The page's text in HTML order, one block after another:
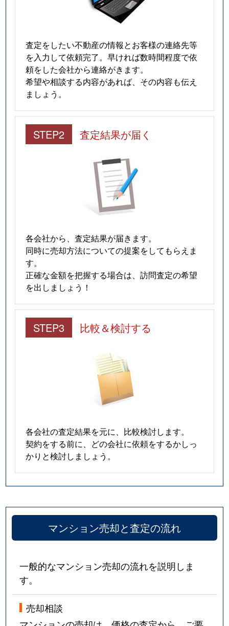
査定をしたい不動産の情報とお客様の連絡先等
を入力して依頼完了。早ければ数時間程度で依
頼をした会社から連絡がきます。
希望や相談する内容があれば、その内容も伝え
ましょう。
STEP2 査定結果が届く
各会社から、査定結果が届きます。
同時に売却方法についての提案をしてもらえま
す。
正確な金額を把握する場合は、訪問査定の希望
を出しましょう！
STEP3 比較＆検討する
各会社の査定結果を元に、比較検討します。
契約をする前に、どの会社に依頼をするかしっ
かりと検討しましょう。
マンション売却と査定の流れ
一般的なマンション売却の流れを説明しま
す。
売却相談